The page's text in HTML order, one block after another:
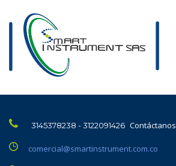
3145378238 - 3122091426 Contáctanos
comercial@smartinstrument.com.co